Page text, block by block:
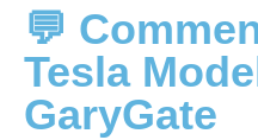
💬
Tesla
GaryGate